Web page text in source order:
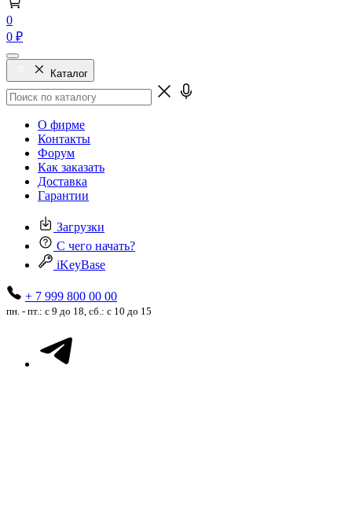
0
0 ₽
Каталог
О фирме
Контакты
Форум
Как заказать
Доставка
Гарантии
Загрузки
С чего начать?
iKeyBase
+ 7 999 800 00 00
пн. - пт.: с 9 до 18, сб.: с 10 до 15